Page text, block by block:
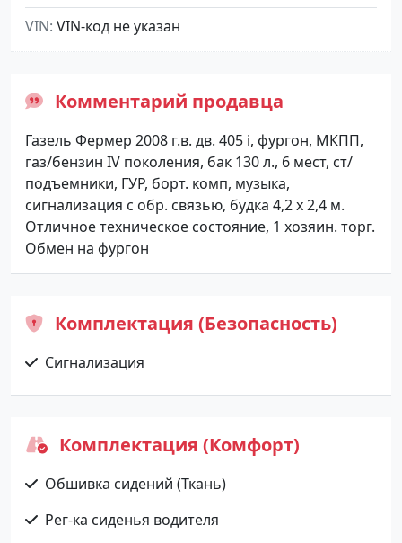
VIN VIN-код не указан
Комментарий продавца
Газель Фермер 2008 г.в. дв. 405 i, фургон, МКПП,
газ/бензин IV поколения, бак 130 л., 6 мест, ст/
подъемники, ГУР, борт. комп, музыка,
сигнализация с обр. связью, будка 4,2 х 2,4 м.
Отличное техническое состояние, 1 хозяин. торг.
Обмен на фургон
Комплектация (Безопасность)
Сигнализация
Комплектация (Комфорт)
Обшивка сидений (Ткань)
Рег-ка сиденья водителя